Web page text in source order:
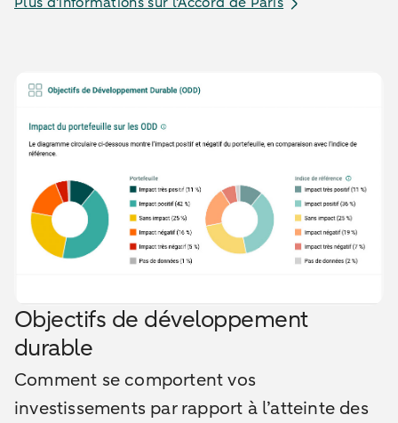
Objectifs de développement
durable
Comment se comportent vos
investissements par rapport à l’atteinte des